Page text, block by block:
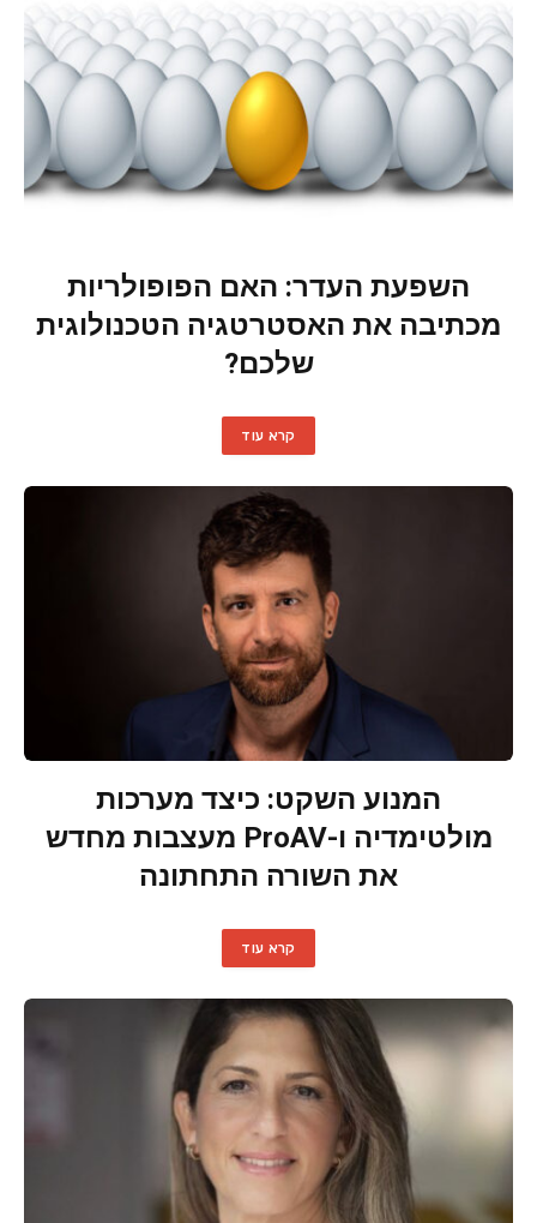
השפעת העדר: האם הפופולריות
מכתיבה את האסטרטגיה הטכנולוגית
שלכם?
קרא עוד
המנוע השקט: כיצד מערכות
מולטימדיה ו-ProAV מעצבות מחדש
את השורה התחתונה
קרא עוד